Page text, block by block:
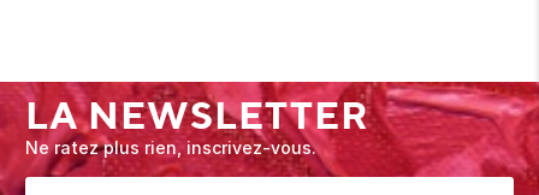
LA NEWSLETTER
Ne ratez plus rien, inscrivez-vous.